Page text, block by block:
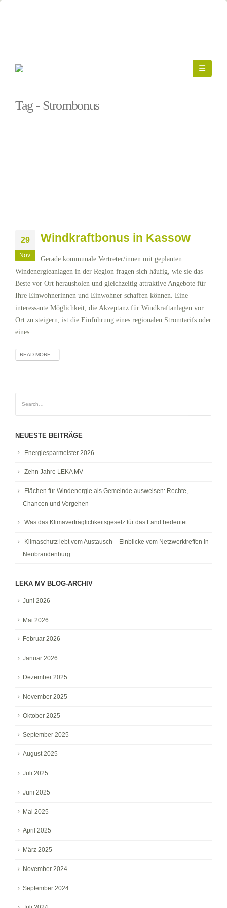
Tag - Strombonus
29
Nov.
Windkraftbonus in Kassow
Gerade kommunale Vertreter/innen mit geplanten
Windenergieanlagen in der Region fragen sich häufig, wie sie das
Beste vor Ort herausholen und gleichzeitig attraktive Angebote für
Ihre Einwohnerinnen und Einwohner schaffen können. Eine
interessante Möglichkeit, die Akzeptanz für Windkraftanlagen vor
Ort zu steigern, ist die Einführung eines regionalen Stromtarifs oder
eines...
READ MORE...
NEUESTE BEITRÄGE
Energiesparmeister 2026
Zehn Jahre LEKA MV
Flächen für Windenergie als Gemeinde ausweisen: Rechte,
Chancen und Vorgehen
Was das Klimaverträglichkeitsgesetz für das Land bedeutet
Klimaschutz lebt vom Austausch – Einblicke vom Netzwerktreffen in
Neubrandenburg
LEKA MV BLOG-ARCHIV
Juni 2026
Mai 2026
Februar 2026
Januar 2026
Dezember 2025
November 2025
Oktober 2025
September 2025
August 2025
Juli 2025
Juni 2025
Mai 2025
April 2025
März 2025
November 2024
September 2024